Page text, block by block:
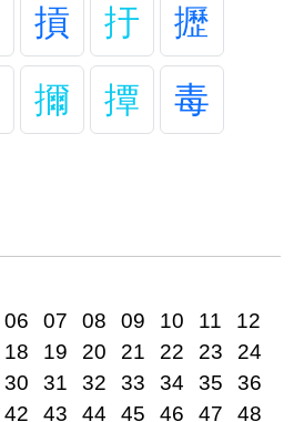
摃 扜
攊
擟 撢
毒
06 07 08 09 10 11
12
18 19 20 21 22 23
24
30 31 32 33 34 35
36
42 43 44 45 46 47
48